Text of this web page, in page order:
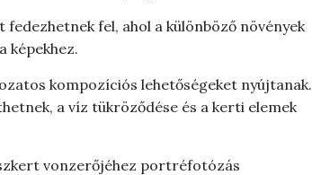
fel, ahol a különböző növények
képekhez.
kompozíciós lehetőségeket nyújtanak.
a víz tükröződése és a kerti elemek
vonzerőjéhez portréfotózás